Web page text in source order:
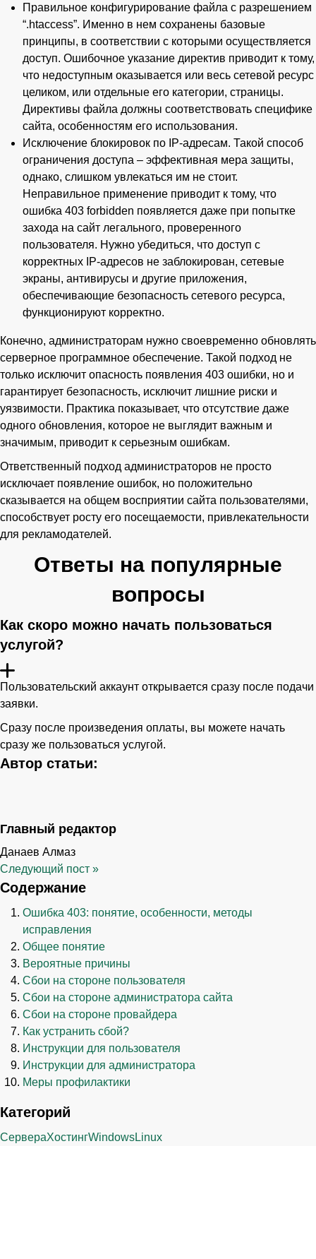
Правильное конфигурирование файла c разрешением
“.htaccess”. Именно в нем сохранены базовые
принципы, в соответствии с которыми осуществляется
доступ. Ошибочное указание директив приводит к тому,
что недоступным оказывается или весь сетевой ресурс
целиком, или отдельные его категории, страницы.
Директивы файла должны соответствовать специфике
сайта, особенностям его использования.
Исключение блокировок по IP-адресам. Такой способ
ограничения доступа – эффективная мера защиты,
однако, слишком увлекаться им не стоит.
Неправильное применение приводит к тому, что
ошибка 403 forbidden появляется даже при попытке
захода на сайт легального, проверенного
пользователя. Нужно убедиться, что доступ с
корректных IP-адресов не заблокирован, сетевые
экраны, антивирусы и другие приложения,
обеспечивающие безопасность сетевого ресурса,
функционируют корректно.
Конечно, администраторам нужно своевременно обновлять
серверное программное обеспечение. Такой подход не
только исключит опасность появления 403 ошибки, но и
гарантирует безопасность, исключит лишние риски и
уязвимости. Практика показывает, что отсутствие даже
одного обновления, которое не выглядит важным и
значимым, приводит к серьезным ошибкам.
Ответственный подход администраторов не просто
исключает появление ошибок, но положительно
сказывается на общем восприятии сайта пользователями,
способствует росту его посещаемости, привлекательности
для рекламодателей.
Ответы на популярные
вопросы
Как скоро можно начать пользоваться
услугой?
Пользовательский аккаунт открывается сразу после подачи
заявки.
Сразу после произведения оплаты, вы можете начать
сразу же пользоваться услугой.
Автор статьи:
Главный редактор
Данаев Алмаз
Следующий пост »
Содержание
Ошибка 403: понятие, особенности, методы
исправления
Общее понятие
Вероятные причины
Сбои на стороне пользователя
Сбои на стороне администратора сайта
Сбои на стороне провайдера
Как устранить сбой?
Инструкции для пользователя
Инструкции для администратора
Меры профилактики
Категорий
СервераХостингWindowsLinux